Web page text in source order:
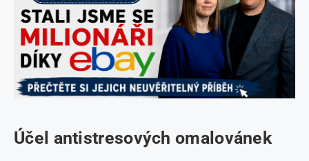
Účel antistresových omalovánek